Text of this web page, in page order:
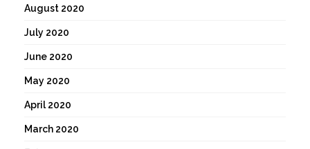
August 2020
July 2020
June 2020
May 2020
April 2020
March 2020